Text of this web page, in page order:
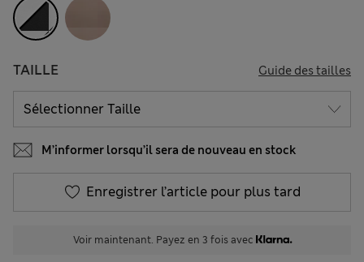
TAILLE Guide des tailles
M’informer lorsqu’il sera de nouveau en stock
Enregistrer l’article pour plus tard
Voir maintenant. Payez en 3 fois avec